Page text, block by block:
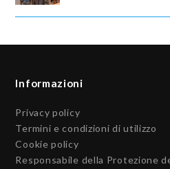
Informazioni
Privacy policy
Termini e condizioni di utilizzo
Cookie policy
Responsabile della Protezione